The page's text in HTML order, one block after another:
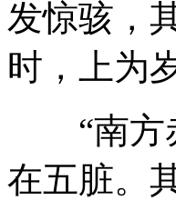
发惊骇，
时，上为
“南方赤
在五脏。